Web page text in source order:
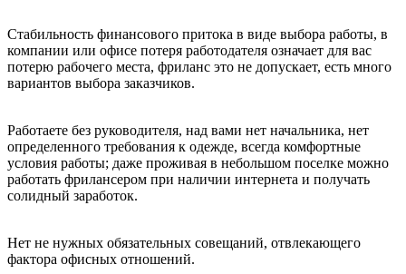
Стабильность финансового притока в виде выбора работы, в
компании или офисе потеря работодателя означает для вас
потерю рабочего места, фриланс это не допускает, есть много
вариантов выбора заказчиков.
Работаете без руководителя, над вами нет начальника, нет
определенного требования к одежде, всегда комфортные
условия работы; даже проживая в небольшом поселке можно
работать фрилансером при наличии интернета и получать
солидный заработок.
Нет не нужных обязательных совещаний, отвлекающего
фактора офисных отношений.